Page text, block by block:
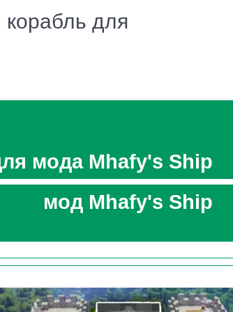
корабля, шлюпки, различная мебель и
для
мода Mhafy's Ship
мод Mhafy's Ship